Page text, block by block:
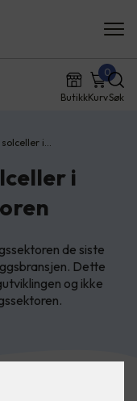
ButikkKurv
0
Søk
i…
i
de siste
Dette
og ikke